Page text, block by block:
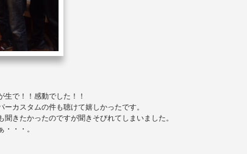
で！！感動でした！！
カスタムの件も聴けて嬉しかったです。
きたかったのですが聞きそびれてしまいました。
・・。